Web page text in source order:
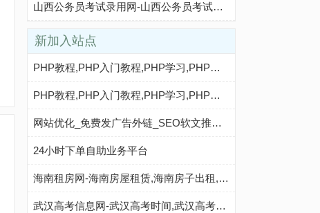
山西公务员考试录用网-山西公务员考试时间,山西公务员报名,山西公务员考试真题,山西公务员职位表,山西公务员考试成绩查询
新加入站点
PHP教程,PHP入门教程,PHP学习,PHP程序员,PHP网站,PHP视频教程,Mysql教程,CMS教程,AI秒收录 - AI秒收录
PHP教程,PHP入门教程,PHP学习,PHP程序员,PHP网站,PHP视频教程,Mysql教程,CMS教程,AI收录网 - AI收录网
网站优化_免费发广告外链_SEO软文推广_php秒收录
24小时下单自助业务平台
海南租房网-海南房屋租赁,海南房子出租,海南出租房屋,海南房地产中介,海南个人租房信息
武汉高考信息网-武汉高考时间,武汉高考复读,武汉志愿填报,武汉高考分数线,武汉高考成绩查询